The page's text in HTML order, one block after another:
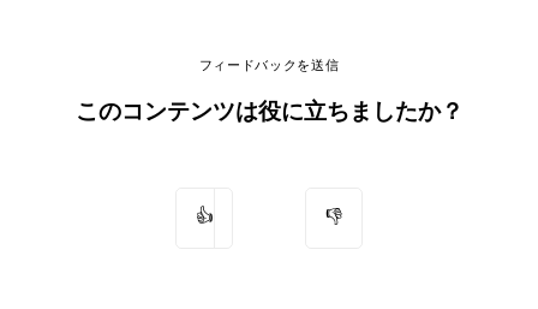
フィードバックを送信
このコンテンツは役に立ちましたか？
👍 👎